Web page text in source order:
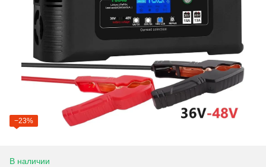
−23%
В наличии